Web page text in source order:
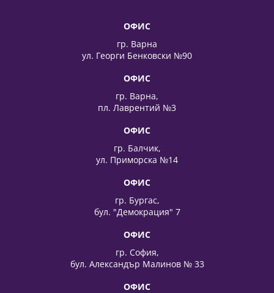
ОФИС
гр. Варна
ул. Георги Бенковски №90
ОФИС
гр. Варна,
пл. Лаврентий №3
ОФИС
гр. Балчик,
ул. Приморска №14
ОФИС
гр. Бургас,
бул. "Демокрация" 7
ОФИС
гр. София,
бул. Александър Малинов № 33
ОФИС